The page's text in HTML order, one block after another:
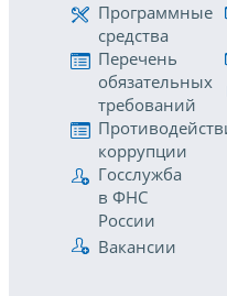
Программные
средства
Перечень
обязательных
требований
коррупции
Госслужба
в ФНС
России
Вакансии